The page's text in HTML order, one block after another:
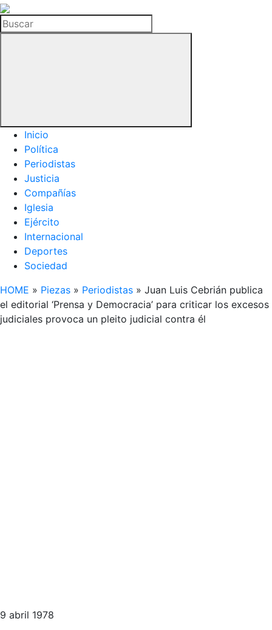
La
Hemeroteca
del
Buscar
Inicio
Política
Periodistas
Justicia
Compañías
Iglesia
Ejército
Internacional
Deportes
Sociedad
HOME » Piezas » Periodistas » Juan Luis Cebrián publica
el editorial ‘Prensa y Democracia’ para criticar los excesos
judiciales provoca un pleito judicial contra él
9 abril 1978